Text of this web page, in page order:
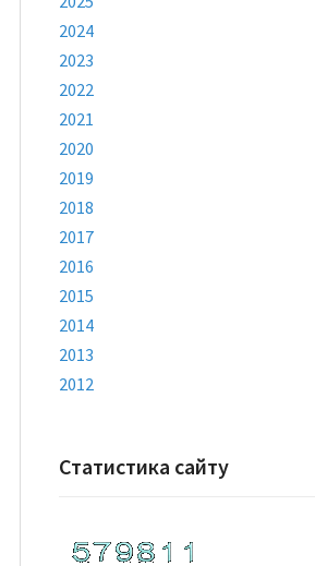
2024
2023
2022
2021
2020
2019
2018
2017
2016
2015
2014
2013
2012
Статистика сайту